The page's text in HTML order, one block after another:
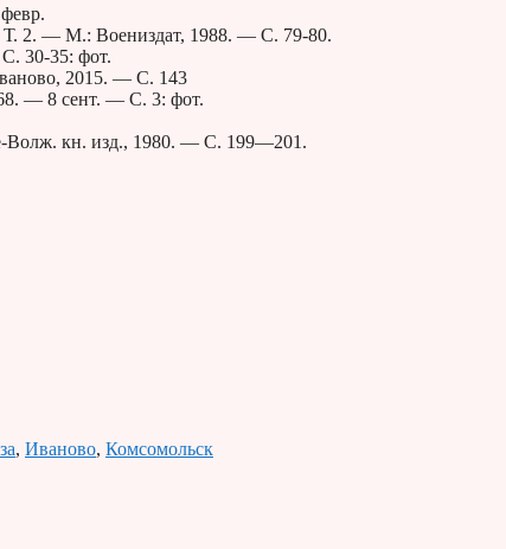
2. — М.: Воениздат, 1988. — С. 79-80.
30-35: фот.
2015. — С. 143
— 8 сент. — С. 3: фот.
Волж. кн. изд., 1980. — С. 199—201.
, Иваново, Комсомольск